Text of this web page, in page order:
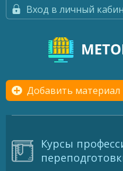
Вход в личный
Добавить материал
Курсы